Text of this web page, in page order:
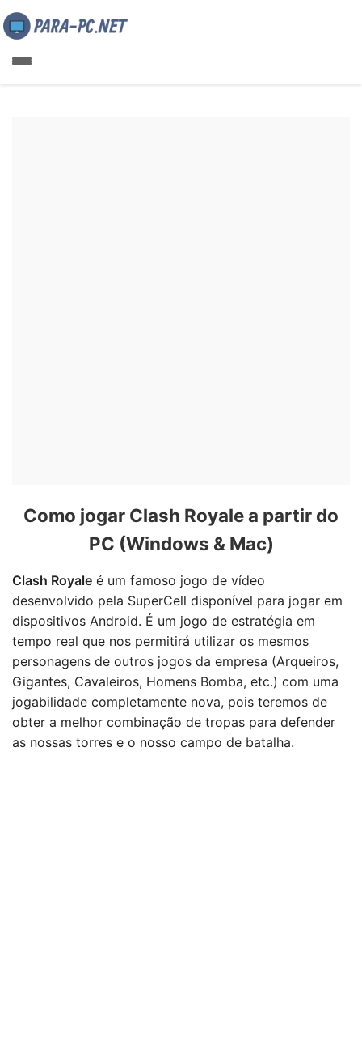
Como jogar Clash Royale a partir do
PC (Windows & Mac)
Clash Royale é um famoso jogo de vídeo
desenvolvido pela SuperCell disponível para jogar em
dispositivos Android. É um jogo de estratégia em
tempo real que nos permitirá utilizar os mesmos
personagens de outros jogos da empresa (Arqueiros,
Gigantes, Cavaleiros, Homens Bomba, etc.) com uma
jogabilidade completamente nova, pois teremos de
obter a melhor combinação de tropas para defender
as nossas torres e o nosso campo de batalha.